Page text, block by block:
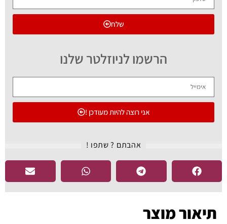
שלח
הרשמו לניוזלטר שלנו
אני רוצה להיות מעודכן !
אהבתם ? שתפו !​
תיאור מוצר